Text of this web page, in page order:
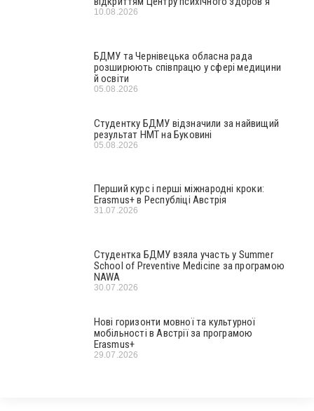
10.08.2026
БДМУ та Чернівецька обласна рада
розширюють співпрацю у сфері медицини
й освіти
05.08.2026
Студентку БДМУ відзначили за найвищий
результат НМТ на Буковині
05.08.2026
Перший курс і перші міжнародні кроки:
Erasmus+ в Республіці Австрія
31.07.2026
Студентка БДМУ взяла участь у Summer
School of Preventive Medicine за програмою
NAWA
30.07.2026
Нові горизонти мовної та культурної
мобільності в Австрії за програмою
Erasmus+
29.07.2026